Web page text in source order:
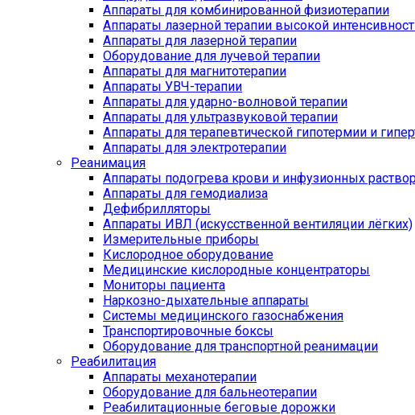
Аппараты для комбинированной физиотерапии
Аппараты лазерной терапии высокой
Аппараты для лазерной терапии
Оборудование для лучевой терапии
Аппараты для магнитотерапии
Аппараты УВЧ-терапии
Аппараты для ударно-волновой терапии
Аппараты для ультразвуковой терапии
Аппараты для терапевтической гипотермии и
Аппараты для электротерапии
Реанимация
Аппараты подогрева крови и инфузионных
Аппараты для гемодиализа
Дефибрилляторы
Аппараты ИВЛ (искусственной вентиляции лёгких)
Измерительные приборы
Кислородное оборудование
Медицинские кислородные концентраторы
Мониторы пациента
Наркозно-дыхательные аппараты
Системы медицинского газоснабжения
Транспортировочные боксы
Оборудование для транспортной реанимации
Реабилитация
Аппараты механотерапии
Оборудование для бальнеотерапии
Реабилитационные беговые дорожки